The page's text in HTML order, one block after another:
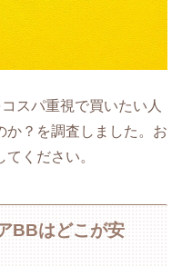
スパ重視で買いたい人
か？を調査しました。お
ください。
BBはどこが安